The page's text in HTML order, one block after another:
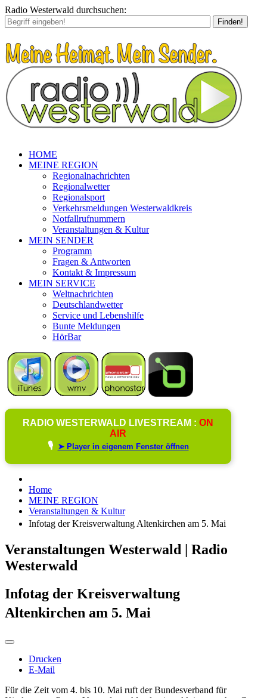
Radio Westerwald durchsuchen:
Finden!
HOME
MEINE REGION
Regionalnachrichten
Regionalwetter
Regionalsport
Verkehrsmeldungen Westerwaldkreis
Notfallrufnummern
Veranstaltungen & Kultur
MEIN SENDER
Programm
Fragen & Antworten
Kontakt & Impressum
MEIN SERVICE
Weltnachrichten
Deutschlandwetter
Service und Lebenshilfe
Bunte Meldungen
HörBar
RADIO WESTERWALD LIVESTREAM : ON
AIR
🎙️ ➤ Player in eigenem Fenster öffnen
Home
MEINE REGION
Veranstaltungen & Kultur
Infotag der Kreisverwaltung Altenkirchen am 5. Mai
Veranstaltungen Westerwald | Radio
Westerwald
Infotag der Kreisverwaltung
Altenkirchen am 5. Mai
Drucken
E-Mail
Für die Zeit vom 4. bis 10. Mai ruft der Bundesverband für